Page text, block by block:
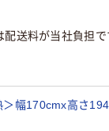
送料が当社負担で
幅170cmx高さ